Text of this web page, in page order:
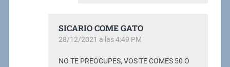
SICARIO COME GATO
28/12/2021 a las 4:49 PM
NO TE PREOCUPES, VOS TE COMES 50 O